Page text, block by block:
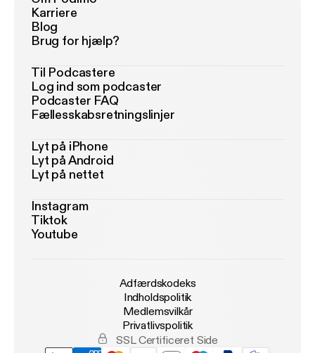
Karriere
Blog
Brug for hjælp?
Til Podcastere
Log ind som podcaster
Podcaster FAQ
Fællesskabsretningslinjer
Lyt på iPhone
Lyt på Android
Lyt på nettet
Instagram
Tiktok
Youtube
Adfærdskodeks
Indholdspolitik
Medlemsvilkår
Privatlivspolitik
SSL Certificeret Side